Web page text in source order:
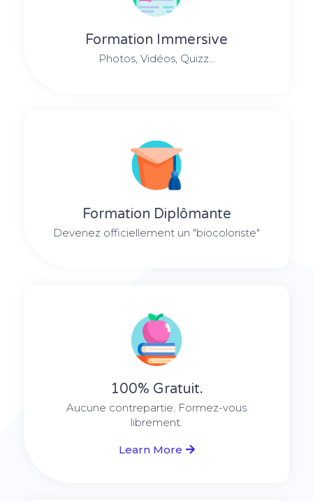
Formation Immersive
Photos, Vidéos, Quizz...
Formation Diplômante
Devenez officiellement un "biocoloriste"
100% Gratuit.
Aucune contrepartie. Formez-vous
librement.
Learn More